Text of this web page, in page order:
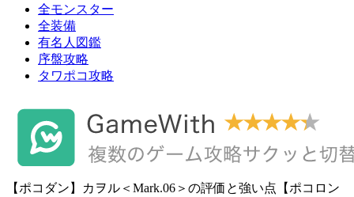
全モンスター
全装備
有名人図鑑
序盤攻略
タワポコ攻略
【ポコダン】カヲル＜Mark.06＞の評価と強い点【ポコロン